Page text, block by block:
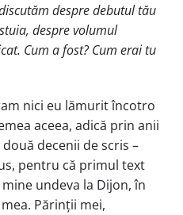
despre debutul tău
despre volumul
Cum a fost? Cum erai tu
nici eu lămurit încotro
aceea, adică prin anii
decenii de scris –
pentru că primul text
undeva la Dijon, în
Părinții mei,